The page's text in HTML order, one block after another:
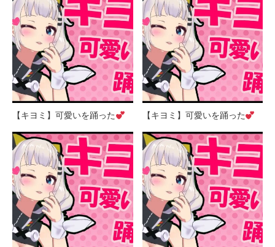
【キヨミ】可愛いを踊った 【キヨミ】可愛いを踊った